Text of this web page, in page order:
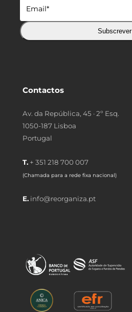
Subscrever
Contactos
Av. da República, 45 · 2º Esq.
1050-187 Lisboa
Portugal
T. + 351 218 700 007
(Chamada para a rede fixa nacional)
E. info@reorganiza.pt